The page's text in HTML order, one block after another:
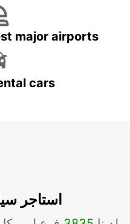
major airports
cars
استاجر